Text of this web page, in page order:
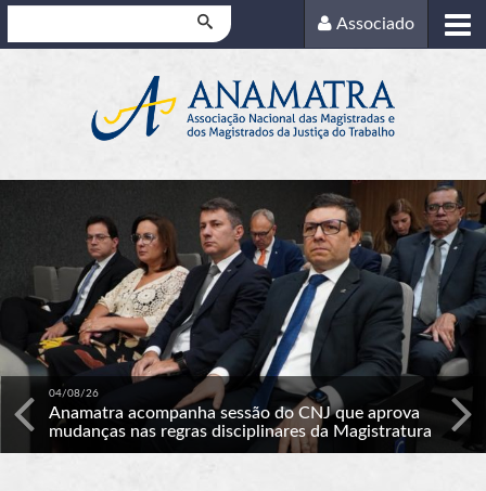
Associado
04/08/26
Anamatra acompanha sessão do CNJ que aprova
mudanças nas regras disciplinares da Magistratura
Anterior